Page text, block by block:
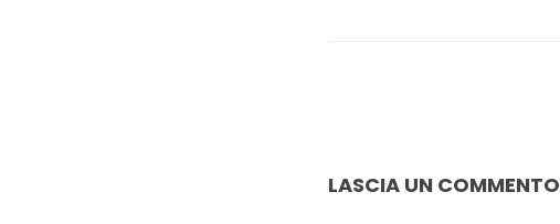
LASCIA UN COMMENTO